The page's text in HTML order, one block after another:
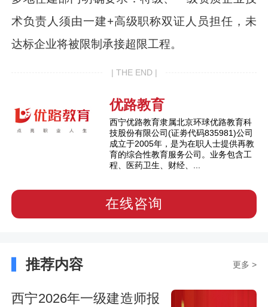
术负责人须由一建+高级职称双证人员担任，未
达标企业将被限制承接超限工程。
| THE END |
优路教育
西宁优路教育隶属北京环球优路教育科
技股份有限公司(证劵代码835981)公司
成立于2005年，是为在职人士提供再教
育的综合性教育服务公司。业务包含工
程、医药卫生、财经、...
在线咨询
推荐内容 更多 >
西宁2026年一级建造师报